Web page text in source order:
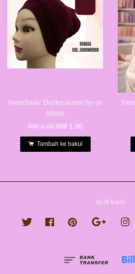
Innerbasic Darkmaroon by sn
hijabs
RM 3.00RM 1.00
Tambah ke bakul
Ikuti kami
Twitter FacebookPinterest Google